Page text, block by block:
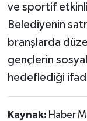
ve sportif
Belediyenin
branşlarda
gençlerin
hedeflediği
Kaynak: Haber